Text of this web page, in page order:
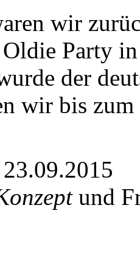
wir
Party
der
wir bis
und